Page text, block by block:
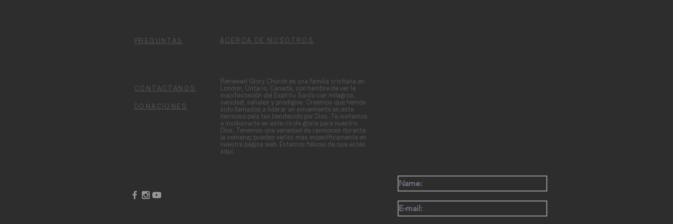
PREGUNTAS ACERCA DE NOSOTROS
CONTACTANOS
DONACIONES
Renewed Glory Church es una familia cristiana en
London, Ontario, Canadá, con hambre de ver la
manifestación del Espíritu Santo con milagros,
sanidad, señales y prodigios. Creemos que hemos
sido llamados a liderar un avivamiento en este
hermoso país tan bendecido por Dios. Te invitamos
a involucrarte en este río de gloria para nuestro
Dios. Tenemos una variedad de reuniones durante
la semana; puedes verlas más específicamente en
nuestra página web. Estamos felices de que estés
aquí.